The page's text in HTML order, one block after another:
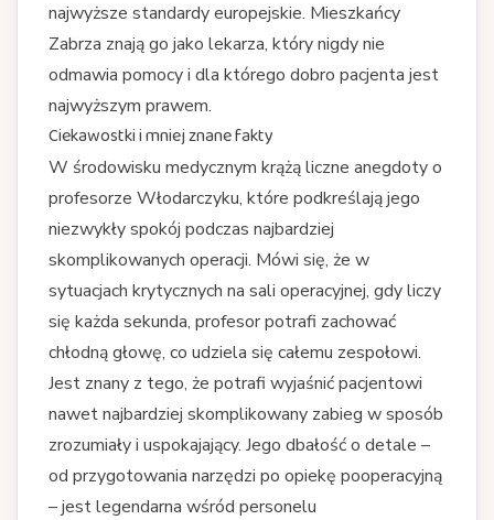
najwyższe standardy europejskie. Mieszkańcy
Zabrza znają go jako lekarza, który nigdy nie
odmawia pomocy i dla którego dobro pacjenta jest
najwyższym prawem.
Ciekawostki i mniej znane fakty
W środowisku medycznym krążą liczne anegdoty o
profesorze Włodarczyku, które podkreślają jego
niezwykły spokój podczas najbardziej
skomplikowanych operacji. Mówi się, że w
sytuacjach krytycznych na sali operacyjnej, gdy liczy
się każda sekunda, profesor potrafi zachować
chłodną głowę, co udziela się całemu zespołowi.
Jest znany z tego, że potrafi wyjaśnić pacjentowi
nawet najbardziej skomplikowany zabieg w sposób
zrozumiały i uspokajający. Jego dbałość o detale –
od przygotowania narzędzi po opiekę pooperacyjną
– jest legendarna wśród personelu